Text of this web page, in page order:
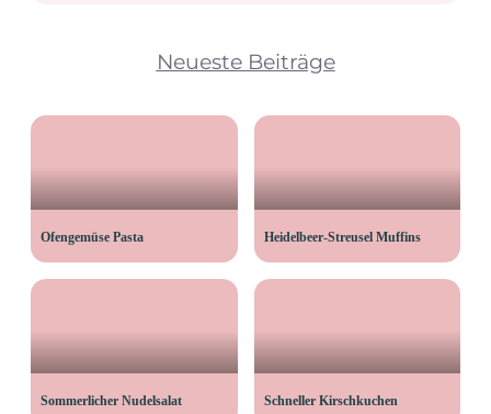
Neueste Beiträge
Ofengemüse Pasta Heidelbeer-Streusel Muffins
Sommerlicher Nudelsalat Schneller Kirschkuchen